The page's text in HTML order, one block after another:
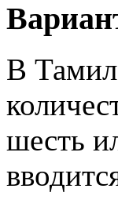
В Тамил
шесть